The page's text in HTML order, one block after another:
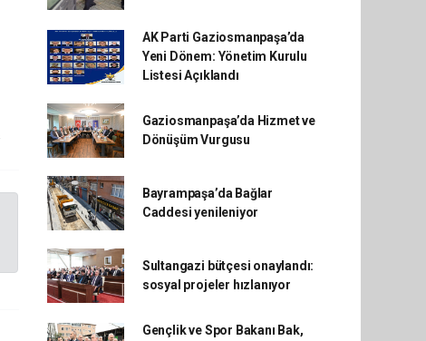
AK Parti Gaziosmanpaşa’da
Yeni Dönem: Yönetim Kurulu
Listesi Açıklandı
Gaziosmanpaşa’da Hizmet ve
Dönüşüm Vurgusu
Bayrampaşa’da Bağlar
Caddesi yenileniyor
Sultangazi bütçesi onaylandı:
sosyal projeler hızlanıyor
Gençlik ve Spor Bakanı Bak,